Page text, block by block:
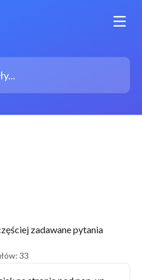
zadawane pytania
33